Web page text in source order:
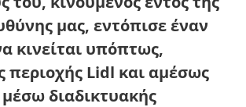
μας, εντόπισε έναν
κινείται υπόπτως,
περιοχής Lidl και αμέσως
διαδικτυακής